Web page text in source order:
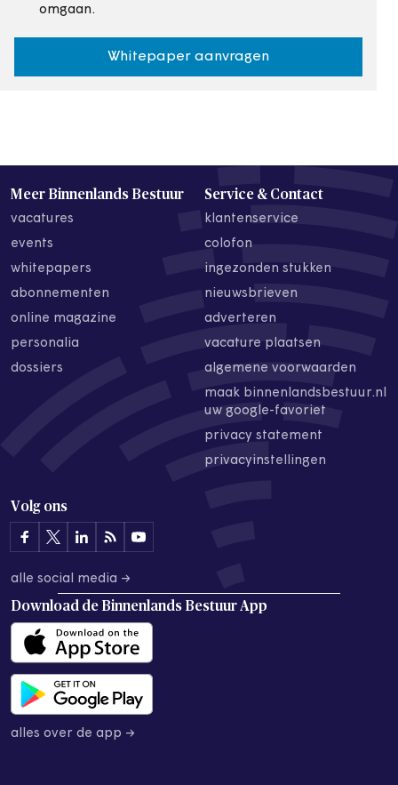
omgaan.
Whitepaper aanvragen
Meer Binnenlands Bestuur
vacatures
events
whitepapers
abonnementen
online magazine
personalia
dossiers
Service & Contact
klantenservice
colofon
ingezonden stukken
nieuwsbrieven
adverteren
vacature plaatsen
algemene voorwaarden
maak binnenlandsbestuur.nl
uw google-favoriet
privacy statement
privacyinstellingen
Volg ons
alle social media →
Download de Binnenlands Bestuur App
alles over de app →